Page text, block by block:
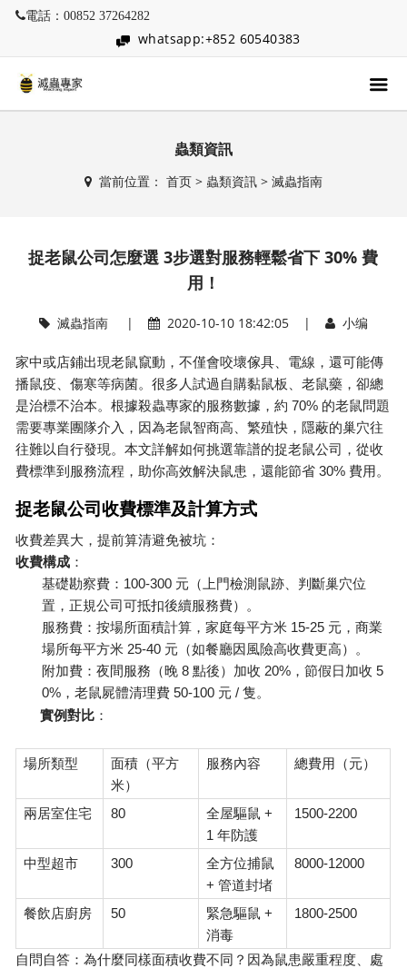
電話：00852 37264282
whatsapp:+852 60540383
蟲類資訊
當前位置： 首页> 蟲類資訊> 滅蟲指南
捉老鼠公司怎麼選 3步選對服務輕鬆省下 30% 費
用！
滅蟲指南| 2020-10-10 18:42:05 | 小编
家中或店鋪出現老鼠竄動，不僅會咬壞傢具、電線，還可能傳
播鼠疫、傷寒等病菌。很多人試過自購黏鼠板、老鼠藥，卻總
是治標不治本。根據殺蟲專家的服務數據，約 70% 的老鼠問題
需要專業團隊介入，因為老鼠智商高、繁殖快，隱蔽的巢穴往
往難以自行發現。本文詳解如何挑選靠譜的捉老鼠公司，從收
費標準到服務流程，助你高效解決鼠患，還能節省30% 費用。
捉老鼠公司收費標準及計算方式
收費差異大，提前算清避免被坑：
收費構成 ：
基礎勘察費： 100-300 元（上門檢測鼠跡、判斷巢穴位
置，正規公司可抵扣後續服務費）。
服務費：按場所面積計算，家庭每平方米 15-25 元，商業
場所每平方米 25-40 元（如餐廳因風險高收費更高）。
附加費：夜間服務（晚 8點後）加收 20% ，節假日加收5
0% ，老鼠屍體清理費50-100 元/隻。
實例對比 ：
場所類型
面積（平方
米）
服務內容 總費用（元）
兩居室住宅 80 全屋驅鼠 +
1年防護
1500-2200
中型超市 300 全方位捕鼠
+管道封堵
8000-12000
餐飲店廚房 50 緊急驅鼠 +
消毒
1800-2500
自問自答：為什麼同樣面積收費不同？因為鼠患嚴重程度、處